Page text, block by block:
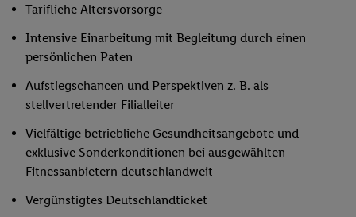
Tarifliche Altersvorsorge
Intensive Einarbeitung mit Begleitung durch einen
persönlichen Paten
Aufstiegschancen und Perspektiven z. B. als
stellvertretender Filialleiter
Vielfältige betriebliche Gesundheitsangebote und
exklusive Sonderkonditionen bei ausgewählten
Fitnessanbietern deutschlandweit
Vergünstigtes Deutschlandticket